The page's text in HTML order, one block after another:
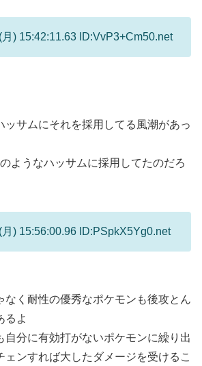
) 15:42:11.63 ID:VvP3+Cm50.net
ッサムにそれを採用してる風潮があっ
ようなハッサムに採用してたのだろ
) 15:56:00.96 ID:PSpkX5Yg0.net
なく耐性の優秀なポケモンも後攻とん
るよ
自分に有効打がないポケモンに繰り出
ェンすれば大したダメージを受けるこ